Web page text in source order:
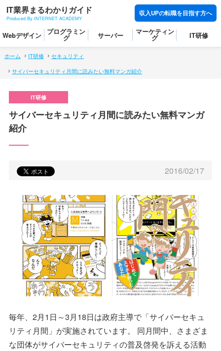
IT業界まるわかりガイド
Produced By INTERNET ACADEMY
収入UPの転職を目指す方へ
Webデザイン プログラミン
グ サーバー マーケティン
グ IT研修
ホーム IT研修
セキュリティ
サイバーセキュリティ月間に読みたい無料マンガ紹介
サイバーセキュリティ月間に読みたい無料マンガ
紹介
2016/02/17
毎年、2月1日～3月18日は政府主導で「サイバーセキュ
リティ月間」が実施されています。 同月間中、さまざま
な団体がサイバーセキュリティの普及啓発を訴える活動